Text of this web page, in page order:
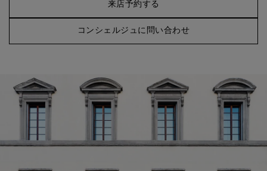
来店予約する
コンシェルジュに問い合わせ